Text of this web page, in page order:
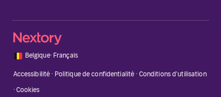
🇧🇪 Belgique·Français
Accessibilité · Politique de confidentialité · Conditions d'utilisation
·Cookies